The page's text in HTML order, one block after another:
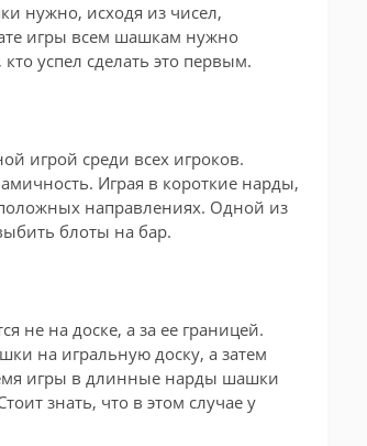
нужно, исходя из чисел,
игры всем шашкам нужно
успел сделать это первым.
игрой среди всех игроков.
Играя в короткие нарды,
направлениях. Одной из
блоты на бар.
не на доске, а за ее границей.
на игральную доску, а затем
игры в длинные нарды шашки
знать, что в этом случае у